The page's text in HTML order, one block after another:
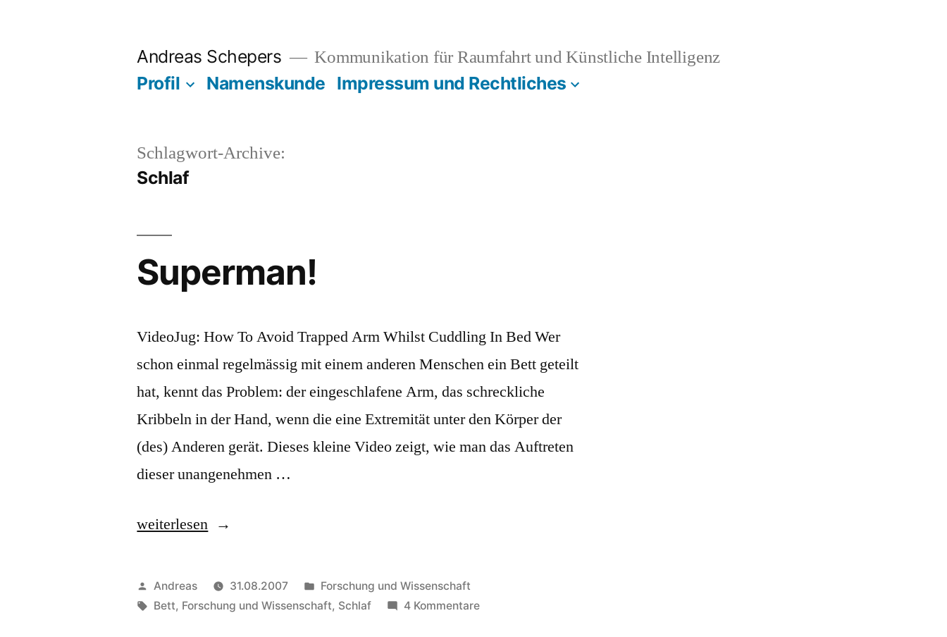
Andreas Schepers Kommunikation für Raumfahrt und Künstliche Intelligenz
Profil Namenskunde Impressum und Rechtliches
Schlagwort-Archive:
Schlaf
Superman!
VideoJug: How To Avoid Trapped Arm Whilst Cuddling In Bed Wer
schon einmal regelmässig mit einem anderen Menschen ein Bett geteilt
hat, kennt das Problem: der eingeschlafene Arm, das schreckliche
Kribbeln in der Hand, wenn die eine Extremität unter den Körper der
(des) Anderen gerät. Dieses kleine Video zeigt, wie man das Auftreten
dieser unangenehmen …
„Superman!“
weiterlesen
Veröffentlicht
von
Andreas 31.08.2007
Veröffentlicht
in
Forschung und Wissenschaft
Schlagwörter:
Bett, Forschung und Wissenschaft, Schlaf 4 Kommentarezu